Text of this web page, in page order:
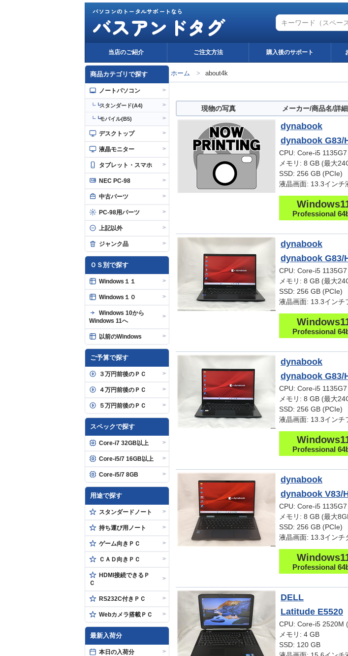
パソコンのトータルサポートなら
バスアンドタグ
当店のご紹介 ご注文方法 購入後のサポート
商品カテゴリで探す
ノートパソコン >
┗スタンダード(A4) >
┗モバイル(B5) >
デスクトップ >
液晶モニター >
タブレット・スマホ >
NEC PC-98 >
中古パーツ >
PC-98用パーツ >
上記以外 >
ジャンク品 >
ＯＳ別で探す
Windows１１ >
Windows１０ >
Windows 10から
Windows 11へ
>
以前のWindows >
ご予算で探す
３万円前後のＰＣ >
４万円前後のＰＣ >
５万円前後のＰＣ >
スペックで探す
Core-i7 32GB以上 >
Core-i5/7 16GB以上 >
Core-i5/7 8GB >
用途で探す
スタンダードノート >
持ち運び用ノート >
ゲーム向きＰＣ >
ＣＡＤ向きＰＣ >
HDMI接続できるＰ
Ｃ
>
RS232C付きＰＣ >
Webカメラ搭載ＰＣ >
最新入荷分
本日の入荷分 >
ホーム > about4k
現物の写真
メーカー/商品名/詳
dynabook
dynabook G83/
CPU: Core-i5
メモリ: 8 GB (最大
SSD: 256 GB (PCIe)
液晶画面: 13.3インチ
Professional
dynabook
dynabook G83/
CPU: Core-i5
メモリ: 8 GB (最大
SSD: 256 GB (PCIe)
液晶画面: 13.3インチ
Professional
dynabook
dynabook G83/
CPU: Core-i5
メモリ: 8 GB (最大
SSD: 256 GB (PCIe)
液晶画面: 13.3インチ
Professional
dynabook
dynabook V83/
CPU: Core-i5
メモリ: 8 GB (最大
SSD: 256 GB (PCIe)
液晶画面: 13.3インチ
Professional
DELL
Latitude E5520
CPU: Core-i5 2520M
メモリ: 4 GB
SSD: 120 GB